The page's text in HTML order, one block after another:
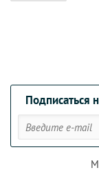
Подписаться